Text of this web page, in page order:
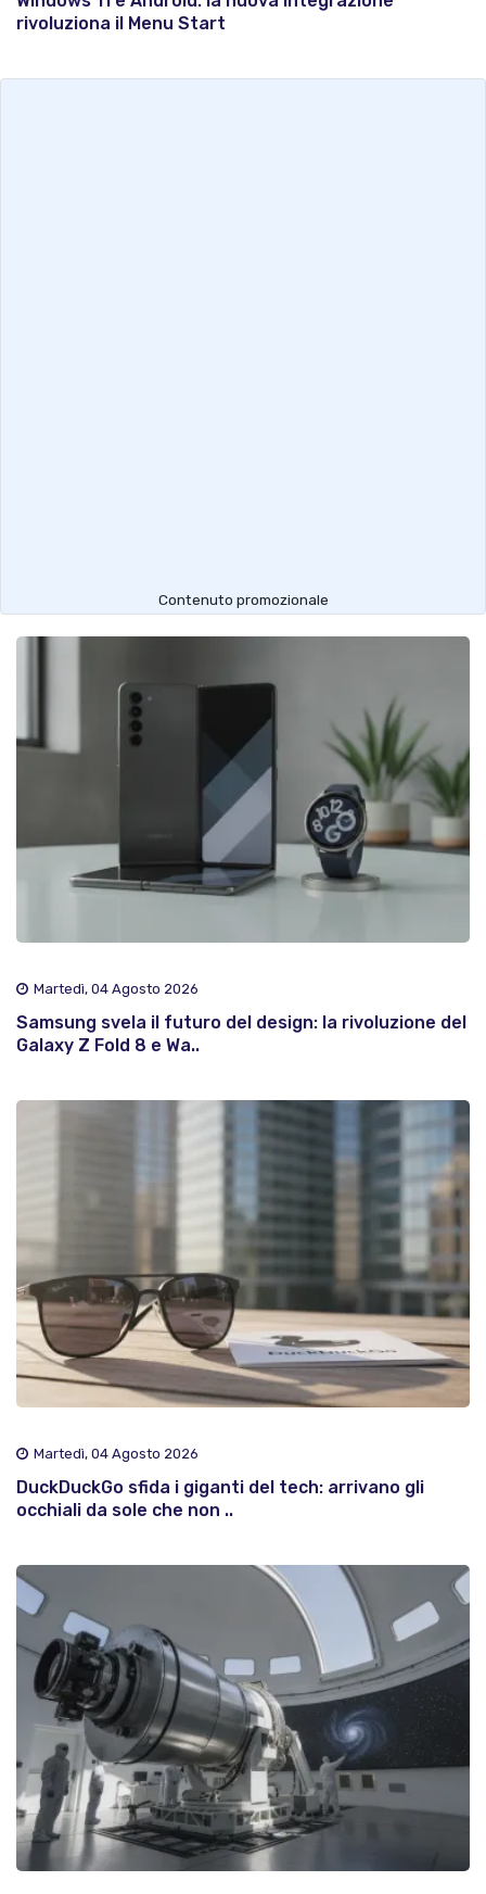
rivoluziona il Menu Start
Contenuto promozionale
Martedì, 04 Agosto 2026
Samsung svela il futuro del design: la rivoluzione del
Galaxy Z Fold 8 e Wa..
Martedì, 04 Agosto 2026
DuckDuckGo sfida i giganti del tech: arrivano gli
occhiali da sole che non ..